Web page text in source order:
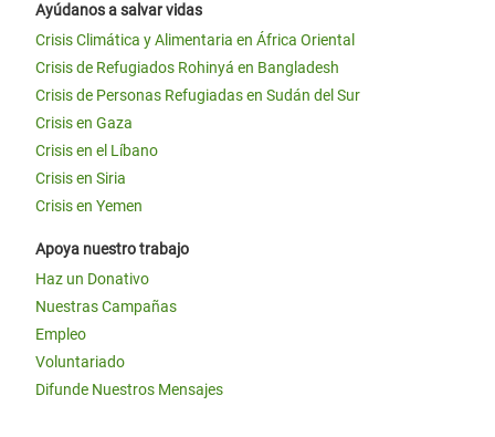
Ayúdanos a salvar vidas
Crisis Climática y Alimentaria en África Oriental
Crisis de Refugiados Rohinyá en Bangladesh
Crisis de Personas Refugiadas en Sudán del Sur
Crisis en Gaza
Crisis en el Líbano
Crisis en Siria
Crisis en Yemen
Apoya nuestro trabajo
Haz un Donativo
Nuestras Campañas
Empleo
Voluntariado
Difunde Nuestros Mensajes